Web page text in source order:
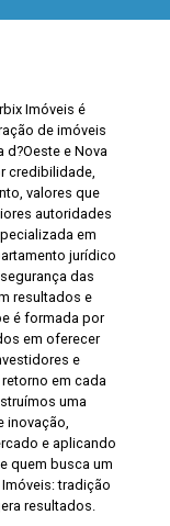
Imóveis é
de imóveis
d?Oeste e Nova
credibilidade,
valores que
autoridades
em
jurídico
das
resultados e
é formada por
em oferecer
e
em cada
uma
inovação,
e aplicando
quem busca um
tradição
resultados.